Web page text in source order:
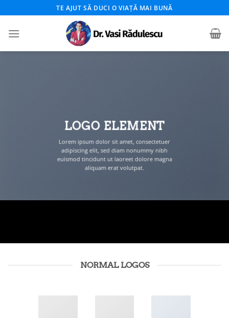
to
content
TE AJUT SĂ DUCI O VIAȚĂ MAI BUNĂ
LOGO ELEMENT
Lorem ipsum dolor sit amet, consectetuer
adipiscing elit, sed diam nonummy nibh
euismod tincidunt ut laoreet dolore magna
aliquam erat volutpat.
NORMAL LOGOS